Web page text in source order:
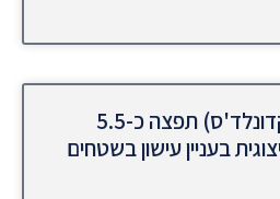
פשרה אלוניאל (מקדונלד'ס) תפצה כ-5.5
בעניין עישון בשטחים